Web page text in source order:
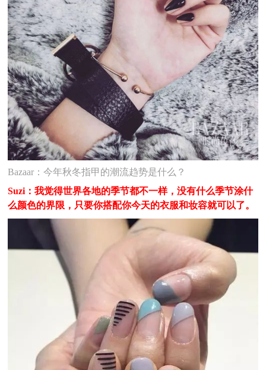
Bazaar：今年秋冬指甲的潮流趋势是什么？
Suzi：我觉得世界各地的季节都不一样，没有什么季节涂什
么颜色的界限，只要你搭配你今天的衣服和妆容就可以了。